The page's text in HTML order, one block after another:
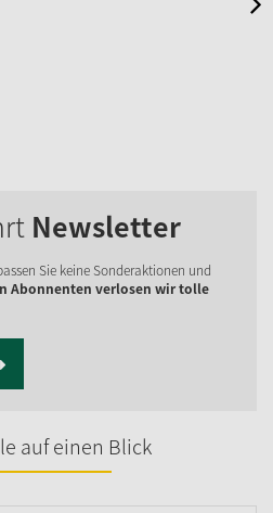
Newsletter
Sie keine Sonderaktionen und
Abonnenten verlosen wir tolle
auf einen Blick